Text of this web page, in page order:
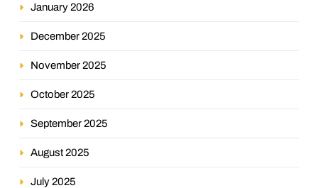
January 2026
December 2025
November 2025
October 2025
September 2025
August 2025
July 2025